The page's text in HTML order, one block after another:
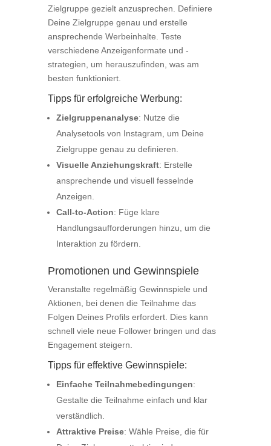
Zielgruppe gezielt anzusprechen. Definiere
Deine Zielgruppe genau und erstelle
ansprechende Werbeinhalte. Teste
verschiedene Anzeigenformate und -
strategien, um herauszufinden, was am
besten funktioniert.
Tipps für erfolgreiche Werbung:
Zielgruppenanalyse: Nutze die
Analysetools von Instagram, um Deine
Zielgruppe genau zu definieren.
Visuelle Anziehungskraft: Erstelle
ansprechende und visuell fesselnde
Anzeigen.
Call-to-Action: Füge klare
Handlungsaufforderungen hinzu, um die
Interaktion zu fördern.
Promotionen und Gewinnspiele
Veranstalte regelmäßig Gewinnspiele und
Aktionen, bei denen die Teilnahme das
Folgen Deines Profils erfordert. Dies kann
schnell viele neue Follower bringen und das
Engagement steigern.
Tipps für effektive Gewinnspiele:
Einfache Teilnahmebedingungen:
Gestalte die Teilnahme einfach und klar
verständlich.
Attraktive Preise: Wähle Preise, die für